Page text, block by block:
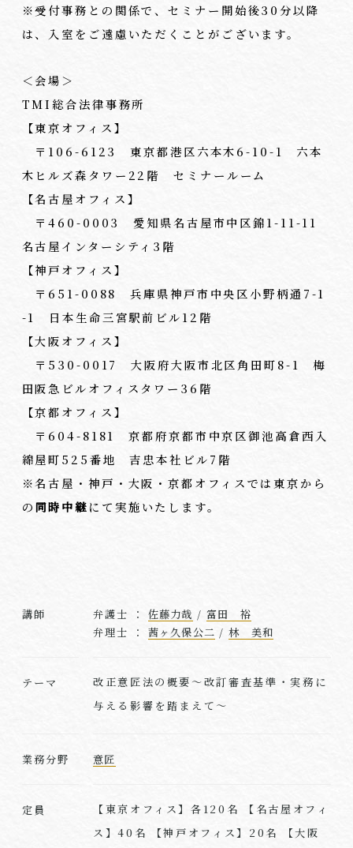
※受付事務との関係で、セミナー開始後30分以降
は、入室をご遠慮いただくことがございます。
＜会場＞
TMI総合法律事務所
【東京オフィス】
〒106-6123 東京都港区六本木6-10-1 六本
木ヒルズ森タワー22階 セミナールーム
【名古屋オフィス】
〒460-0003 愛知県名古屋市中区錦1-11-11
名古屋インターシティ3階
【神戸オフィス】
〒651-0088 兵庫県神戸市中央区小野柄通7-1
-1 日本生命三宮駅前ビル12階
【大阪オフィス】
〒530-0017 大阪府大阪市北区角田町8-1 梅
田阪急ビルオフィスタワー36階
【京都オフィス】
〒604-8181 京都府京都市中京区御池高倉西入
綿屋町525番地 吉忠本社ビル7階
※名古屋・神戸・大阪・京都オフィスでは東京から
の同時中継にて実施いたします。
講師 弁護士 ： 佐藤力哉 / 富田 裕
弁理⼠ ： 茜ヶ久保公二 /林 美和
テーマ
改正意匠法の概要～改訂審査基準・実務に
与える影響を踏まえて～
業務分野 意匠
定員
【東京オフィス】各120名 【名古屋オフィ
ス】40名 【神戸オフィス】20名 【大阪